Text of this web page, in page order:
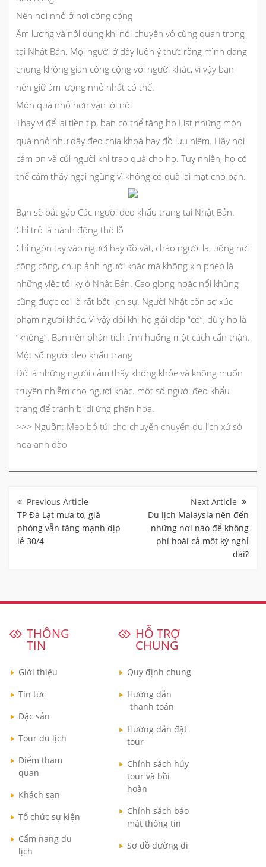
Nên nói nhỏ ở nơi công cộng
Âm lượng và nội dung khi nói chuyện vô cùng quan trọng
tại Nhật Bản. Mọi người ở đây luôn ý thức rằng mình đang
chung không gian công cộng với người khác, vì vậy bạn
nên giữ âm lượng nhỏ nhất có thể.
Món quà nhỏ hơn vạn lời nói
Thay vì để lại tiền tip, bạn có thể tặng họ List những món
quà nhỏ như dây đeo chìa khoá hay đồ lưu niệm. Hãy nói
cảm ơn và cúi người khi trao quà cho họ. Tuy nhiên, họ có
thể cảm thấy ngại ngùng vì không có quà lại mặt cho bạn.
Bạn sẽ bắt gặp Các người đeo khẩu trang tại Nhật Bản.
Chỉ trỏ là hành động thô lỗ
Chỉ ngón tay vào người hay đồ vật, chào người lạ, uống nơi
công cộng, chụp ảnh người khác mà không xin phép là
những việc tối kỵ ở Nhật Bản. Cao giọng hoặc nổi khùng
cũng được coi là rất bất lịch sự. Người Nhật còn sợ xúc
phạm người khác, vì vậy đôi khi họ giải đáp “có”, dù ý họ là
“không”. Bạn nên phân tích tình huống một cách cẩn thận.
Một số người đeo khẩu trang
Đó là những người cảm thấy không khỏe và không muốn
truyền nhiễm cho người khác. một số người đeo khẩu
trang để tránh bị dị ứng phấn hoa.
>>> Nguồn: Mẹo bỏ túi cho chuyến chuyến du lịch xứ sở
hoa anh đào
hướng
bài
viết
TP Đà Lạt mưa to, giá
phòng vẫn tăng mạnh dịp
lễ 30/4
Du lịch Malaysia nên đến
những nơi nào để không
phí hoài cả một kỳ nghỉ
dài?
THÔNG
TIN
Giới thiệu
Tin tức
Đặc sản
Tour du lịch
Điểm tham
quan
Khách sạn
Tổ chức sự kiện
Cẩm nang du
lịch
HỖ TRỢ
CHUNG
Quy định chung
Hướng dẫn
thanh toán
Hướng dẫn đặt
tour
Chính sách hủy
tour và bồi
hoàn
Chính sách bảo
mật thông tin
Sơ đồ đường đi